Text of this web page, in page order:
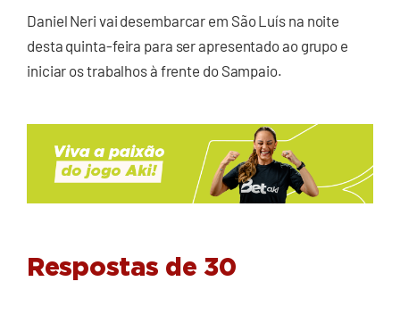
Daniel Neri vai desembarcar em São Luís na noite
desta quinta-feira para ser apresentado ao grupo e
iniciar os trabalhos à frente do Sampaio.
Respostas de 30